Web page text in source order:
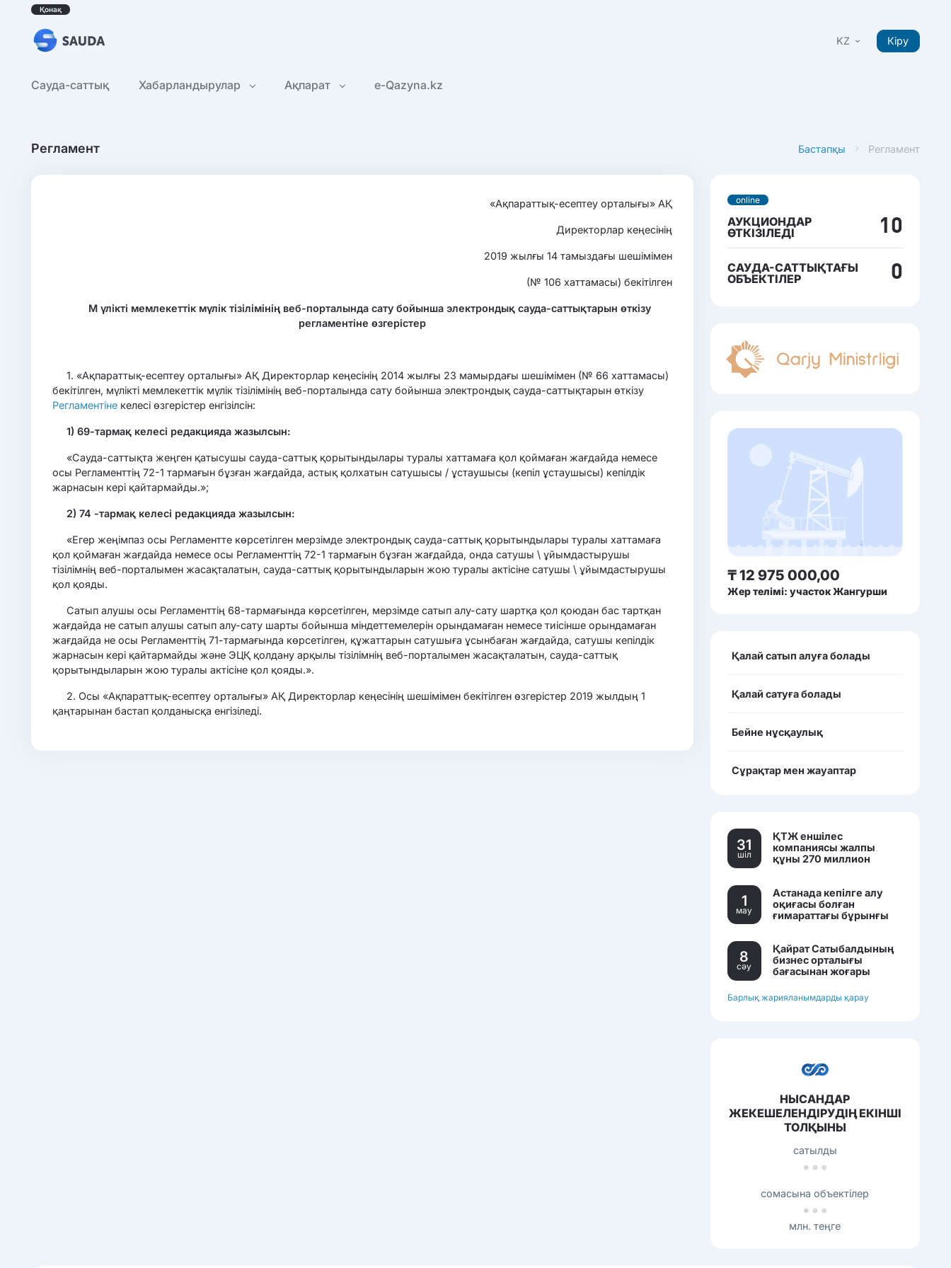
Қонақ
KZ Кіру
Сауда-саттық Хабарландырулар Ақпарат e-Qazyna.kz
Бастапқы Регламент
Регламент
«Ақпараттық-есептеу орталығы» АҚ
Директорлар кеңесінің
2019 жылғы 14 тамыздағы шешімімен
(№ 106 хаттамасы) бекітілген
М үлікті мемлекеттік мүлік тізілімінің веб-порталында сату бойынша электрондық сауда-саттықтарын өткізу
регламентіне өзгерістер
1. «Ақпараттық-есептеу орталығы» АҚ Директорлар кеңесінің 2014 жылғы 23 мамырдағы шешімімен (№ 66 хаттамасы)
бекітілген, мүлікті мемлекеттік мүлік тізілімінің веб-порталында сату бойынша электрондық сауда-саттықтарын өткізу
Регламентіне келесі өзгерістер енгізілсін:
1)69-тармақ келесі редакцияда жазылсын:
«Сауда-саттықта жеңген қатысушы сауда-саттық қорытындылары туралы хаттамаға қол қоймаған жағдайда немесе
осы Регламенттің 72-1 тармағын бұзған жағдайда, астық қолхатын сатушысы / ұстаушысы (кепіл ұстаушысы) кепілдік
жарнасын кері қайтармайды.»;
2)74 -тармақ келесі редакцияда жазылсын:
«Егер жеңімпаз осы Регламентте көрсетілген мерзімде электрондық сауда-саттық қорытындылары туралы хаттамаға
қол қоймаған жағдайда немесе осы Регламенттің 72-1 тармағын бұзған жағдайда, онда сатушы \ ұйымдастырушы
тізілімнің веб-порталымен жасақталатын, сауда-саттық қорытындыларын жою туралы актісіне сатушы \ ұйымдастырушы
қол қояды.
Сатып алушы осы Регламенттің 68-тармағында көрсетілген, мерзімде сатып алу-сату шартқа қол қоюдан бас тартқан
жағдайда не сатып алушы сатып алу-сату шарты бойынша міндеттемелерін орындамаған немесе тиісінше орындамаған
жағдайда не осы Регламенттің 71-тармағында көрсетілген, құжаттарын сатушыға ұсынбаған жағдайда, сатушы кепілдік
жарнасын кері қайтармайды және ЭЦҚ қолдану арқылы тізілімнің веб-порталымен жасақталатын, сауда-саттық
қорытындыларын жою туралы актісіне қол қояды.».
2. Осы «Ақпараттық-есептеу орталығы» АҚ Директорлар кеңесінің шешімімен бекітілген өзгерістер 2019 жылдың 1
қаңтарынан бастап қолданысқа енгізіледі.
online
АУКЦИОНДАР
ӨТКІЗІЛЕДІ
10
САУДА-САТТЫҚТАҒЫ
ОБЪЕКТІЛЕР
0
₸ 12 975 000,00
Жер телімі: участок Жангурши
Қалай сатып алуға болады
Қалай сатуға болады
Бейне нұсқаулық
Сұрақтар мен жауаптар
31
шiл
ҚТЖ еншілес
компаниясы жалпы
құны 270 миллион
қойды.
1
мау
Астанада кепілге алу
оқиғасы болған
ғимараттағы бұрынғы
8
сәу
Қайрат Сатыбалдының
бизнес орталығы
бағасынан жоғары
жатқан еді.
Барлық жарияланымдарды қарау
НЫСАНДАР
ЖЕКЕШЕЛЕНДІРУДІҢ ЕКІНШІ
ТОЛҚЫНЫ
сатылды
сомасына объектілер
млн. теңге